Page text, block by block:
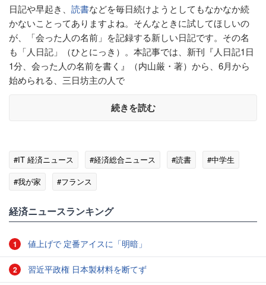
日記や早起き、 読書などを毎日続けようとしてもなかなか続
かないことってありますよね。そんなときに試してほしいの
が、「会った人の名前」を記録する新しい日記です。その名
も「人日記」（ひとにっき）。本記事では、新刊『人日記1日
1分、会った人の名前を書く』（内山厳・著）から、6月から
始められる、三日坊主の人で
続きを読む
#IT 経済ニュース #経済総合ニュース #読書
#中学生
#我が家
#フランス
経済ニュースランキング
1 値上げで 定番アイスに「明暗」
2 習近平政権 日本製材料を断てず